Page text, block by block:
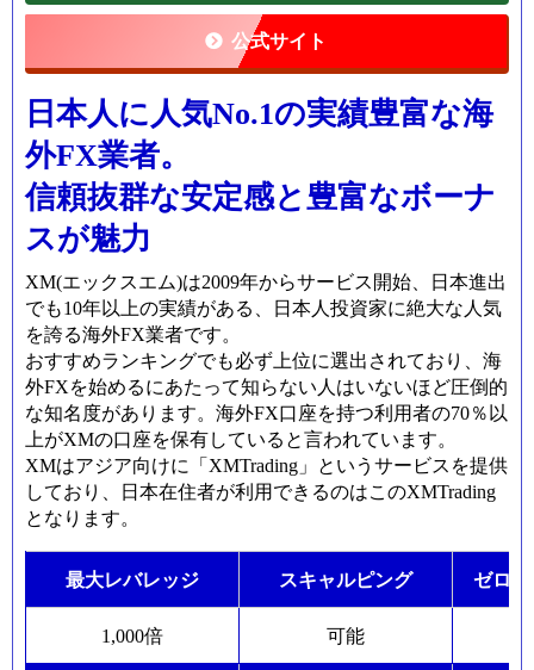
公式サイト
日本人に人気No.1の実績豊富な海
外FX業者。
信頼抜群な安定感と豊富なボーナ
スが魅力
XM(エックスエム)は2009年からサービス開始、日本進出
でも10年以上の実績がある、日本人投資家に絶大な人気
を誇る海外FX業者です。
おすすめランキングでも必ず上位に選出されており、海
外FXを始めるにあたって知らない人はいないほど圧倒的
な知名度があります。海外FX口座を持つ利用者の70％以
上がXMの口座を保有していると言われています。
XMはアジア向けに「XMTrading」というサービスを提供
しており、日本在住者が利用できるのはこのXMTrading
となります。
最大レバレッジ スキャルピング ゼロ
1,000倍 可能